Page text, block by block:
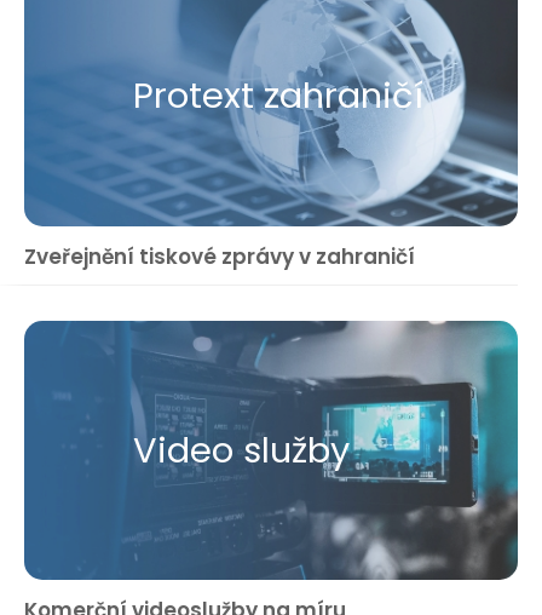
Protext zahraničí
Zveřejnění tiskové zprávy v zahraničí
Video služby